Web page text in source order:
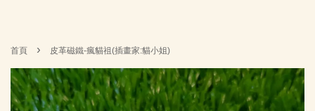
首頁 › 皮革磁鐵-瘋貓祖(插畫家:貓小姐)